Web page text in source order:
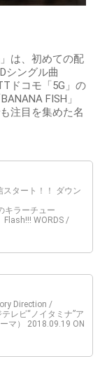
は、初めての配
シングル曲
ドコモ「5G」の
FISH」
注目を集めた名
スタート！！ ダウン
キラーチュー
Flash!!! WORDS /
Direction /
レビ“ノイタミナ”ア
マ） 2018.09.19 ON